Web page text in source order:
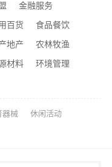
金融服务
百货
食品餐饮
地产
农林牧渔
材料
环境管理
器械 休闲活动